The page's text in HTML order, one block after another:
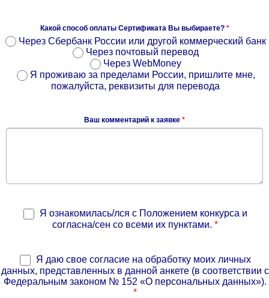
Какой способ оплаты Сертификата Вы выбираете? *
Через Сбербанк России или другой коммерческий банк
Через почтовый перевод
Через WebMoney
Я проживаю за пределами России, пришлите мне,
пожалуйста, реквизиты для перевода
Ваш комментарий к заявке *
Я ознакомилась/лся с Положением конкурса и
согласна/сен со всеми их пунктами. *
Я даю свое согласие на обработку моих личных
данных, представленных в данной анкете (в соответствии с
Федеральным законом № 152 «О персональных данных»).
*